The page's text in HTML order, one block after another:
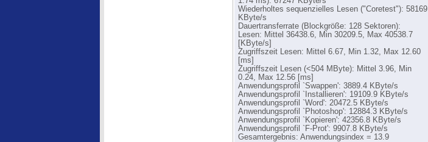
Wiederholtes sequenzielles Lesen ("Coretest"): 58169
KByte/s
Dauertransferrate (Blockgröße: 128 Sektoren):
Lesen: Mittel 36438.6, Min 30209.5, Max 40538.7
[KByte/s]
Zugriffszeit Lesen: Mittel 6.67, Min 1.32, Max 12.60
[ms]
Zugriffszeit Lesen (<504 MByte): Mittel 3.96, Min
0.24, Max 12.56 [ms]
Anwendungsprofil `Swappen': 3889.4 KByte/s
Anwendungsprofil `Installieren': 19109.9 KByte/s
Anwendungsprofil `Word': 20472.5 KByte/s
Anwendungsprofil `Photoshop': 12884.3 KByte/s
Anwendungsprofil `Kopieren': 42356.8 KByte/s
Anwendungsprofil `F-Prot': 9907.8 KByte/s
Gesamtergebnis: Anwendungsindex = 13.9